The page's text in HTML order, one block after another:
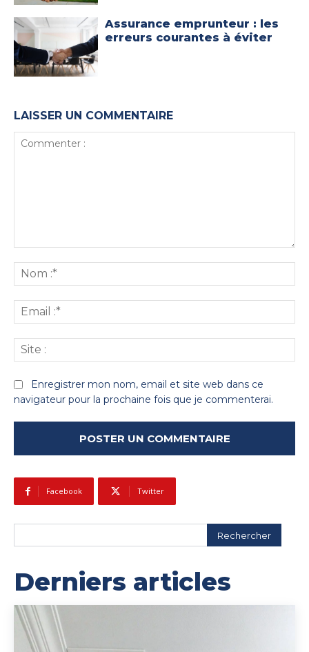
Assurance emprunteur : les
erreurs courantes à éviter
LAISSER UN COMMENTAIRE
:*
:*
:
Enregistrer mon nom, email et site web dans ce
navigateur pour la prochaine fois que je commenterai.
Facebook Twitter
Rechercher
Derniers articles